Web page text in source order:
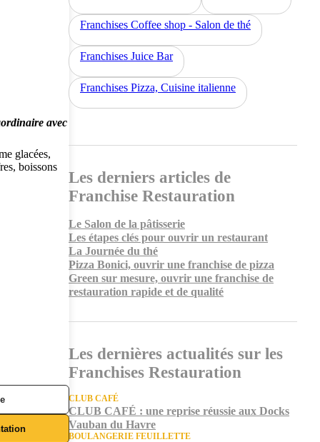
avec
glacées,
boissons
Franchises Coffee shop - Salon de thé
Franchises Juice Bar
Franchises Pizza, Cuisine italienne
Les derniers articles de
Franchise Restauration
Le Salon de la pâtisserie
Les étapes clés pour ouvrir un restaurant
La Journée du thé
Pizza Bonici, ouvrir une franchise de pizza
Green sur mesure, ouvrir une franchise de
restauration rapide et de qualité
Les dernières actualités sur les
Franchises Restauration
CLUB CAFÉ
CLUB CAFÉ : une reprise réussie aux Docks
Vauban du Havre
BOULANGERIE FEUILLETTE